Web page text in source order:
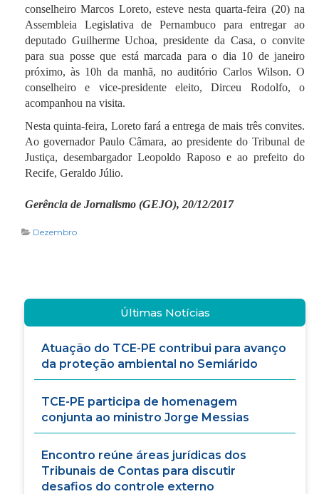
conselheiro Marcos Loreto, esteve nesta quarta-feira (20) na
Assembleia Legislativa de Pernambuco para entregar ao
deputado Guilherme Uchoa, presidente da Casa, o convite
para sua posse que está marcada para o dia 10 de janeiro
próximo, às 10h da manhã, no auditório Carlos Wilson. O
conselheiro e vice-presidente eleito, Dirceu Rodolfo, o
acompanhou na visita.
Nesta quinta-feira, Loreto fará a entrega de mais três convites.
Ao governador Paulo Câmara, ao presidente do Tribunal de
Justiça, desembargador Leopoldo Raposo e ao prefeito do
Recife, Geraldo Júlio.
Gerência de Jornalismo (GEJO), 20/12/2017
Dezembro
Últimas Notícias
Atuação do TCE-PE contribui para avanço
da proteção ambiental no Semiárido
TCE-PE participa de homenagem
conjunta ao ministro Jorge Messias
Encontro reúne áreas jurídicas dos
Tribunais de Contas para discutir
desafios do controle externo